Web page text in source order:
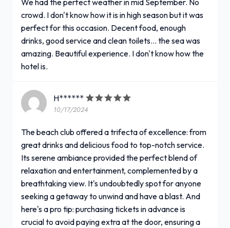
crowd. I don't know how it is in high season but it was
perfect for this occasion. Decent food, enough
drinks, good service and clean toilets... the sea was
amazing. Beautiful experience. I don't know how the
hotel is.
H******
10/17/2024
The beach club offered a trifecta of excellence: from
great drinks and delicious food to top-notch service.
Its serene ambiance provided the perfect blend of
relaxation and entertainment, complemented by a
breathtaking view. It's undoubtedly spot for anyone
seeking a getaway to unwind and have a blast. And
here's a pro tip: purchasing tickets in advance is
crucial to avoid paying extra at the door, ensuring a